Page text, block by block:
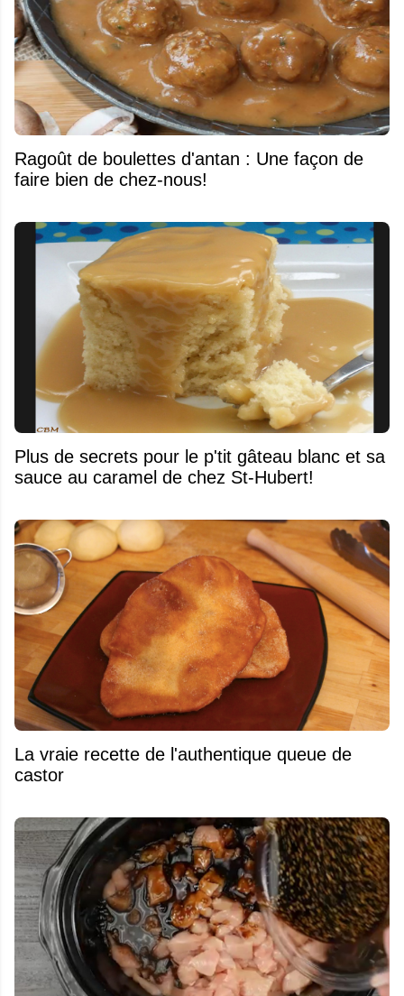
Ragoût de boulettes d'antan : Une façon de
faire bien de chez-nous!
Plus de secrets pour le p'tit gâteau blanc et sa
sauce au caramel de chez St-Hubert!
La vraie recette de l'authentique queue de
castor